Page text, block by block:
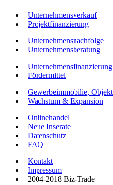
Unternehmensverkauf
Projektfinanzierung
Unternehmensnachfolge
Unternehmensberatung
Unternehmensfinanzierung
Fördermittel
Gewerbeimmobilie, Objekt
Wachstum & Expansion
Onlinehandel
Neue Inserate
Datenschutz
FAQ
Kontakt
Impressum
2004-2018 Biz-Trade